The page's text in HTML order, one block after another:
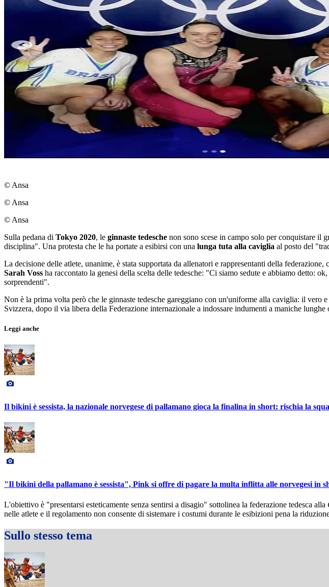
© Ansa
© Ansa
© Ansa
Sulla pedana di Tokyo 2020, le ginnaste tedesche non sono scese in campo solo per conquistare il
disciplina". Una protesta che le ha portate a esibirsi con una lunga tuta alla caviglia al posto del
La decisione delle atlete, unanime, è stata supportata da allenatori e rappresentanti della
Sarah Voss ha raccontato la genesi della scelta delle tedesche: "Ci siamo sedute e abbiamo detto:
sorprendenti".
Non è la prima volta però che le ginnaste tedesche gareggiano con un'uniforme alla caviglia: il vero
Svizzera, dopo il via libera della Federazione internazionale a indossare indumenti a maniche
Leggi anche
Il bikini è sessista, la nazionale norvegese di pallamano gioca la finalina in short: rischia la
"Il bikini della pallamano è sessista", Pink si offre di pagare la multa inflitta alle norvegesi in
L'obiettivo è "presentarsi esteticamente senza sentirsi a disagio" sottolinea la federazione tedesca alla
nelle atlete e il regolamento non consente di sistemare i costumi durante le esibizioni pena la
Sullo stesso tema